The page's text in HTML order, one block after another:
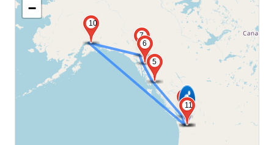
2
3
5
6
7
10
11
−